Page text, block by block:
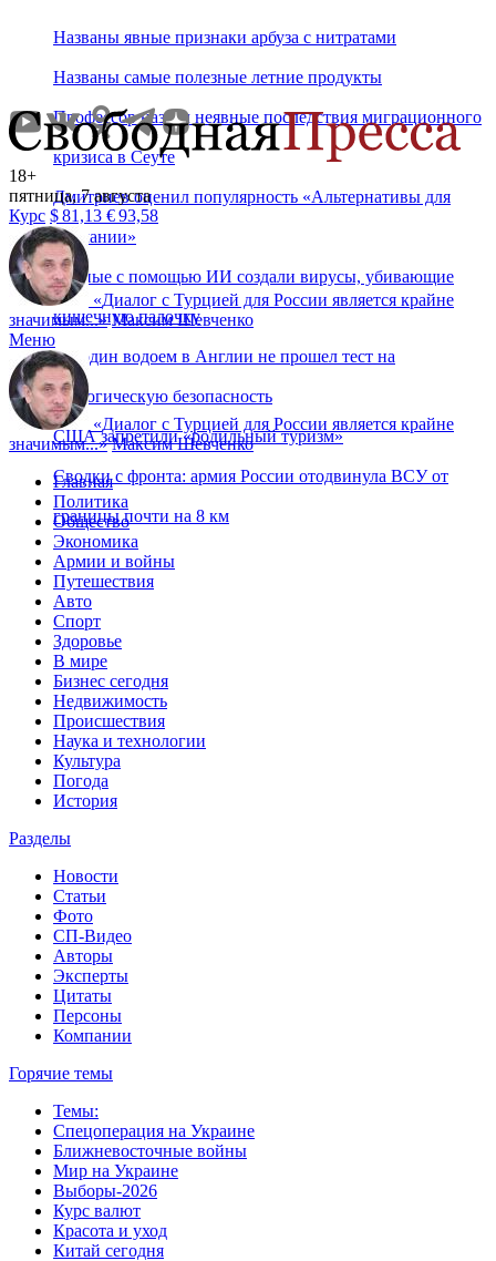
Названы явные признаки арбуза с нитратами
Названы самые полезные летние продукты
Профессор назвал неявные последствия миграционного
кризиса в Сеуте
Дмитриев оценил популярность «Альтернативы для
Германии»
Ученые с помощью ИИ создали вирусы, убивающие
кишечную палочку
Ни один водоем в Англии не прошел тест на
экологическую безопасность
США запретили «родильный туризм»
Сводки с фронта: армия России отодвинула ВСУ от
границы почти на 8 км
18+
пятница, 7 августа
Курс $81,13 €93,58
«Диалог с Турцией для России является крайне
значимым...» Максим Шевченко
Меню
«Диалог с Турцией для России является крайне
значимым...» Максим Шевченко
Главная
Политика
Общество
Экономика
Армии и войны
Путешествия
Авто
Спорт
Здоровье
В мире
Бизнес сегодня
Недвижимость
Происшествия
Наука и технологии
Культура
Погода
История
Разделы
Новости
Статьи
Фото
СП-Видео
Авторы
Эксперты
Цитаты
Персоны
Компании
Горячие темы
Темы:
Спецоперация на Украине
Ближневосточные войны
Мир на Украине
Выборы-2026
Курс валют
Красота и уход
Китай сегодня